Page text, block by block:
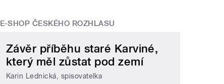
E-SHOP ČESKÉHO ROZHLASU
Závěr příběhu staré Karviné,
který měl zůstat pod zemí
Karin Lednická, spisovatelka